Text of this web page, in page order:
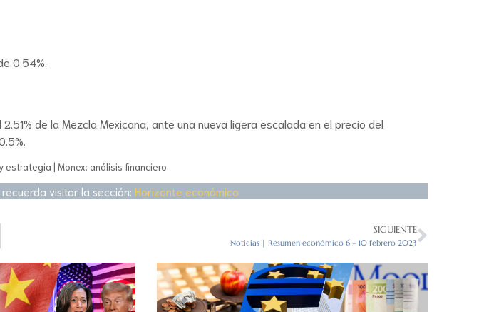
0.54%.
de la Mezcla Mexicana, ante una nueva ligera escalada en el precio del
estrategia | Monex: análisis financiero
visitar la sección: Horizonte económico
SIGUIENTE
Noticias | Resumen económico 6 – 10 febrero 2023